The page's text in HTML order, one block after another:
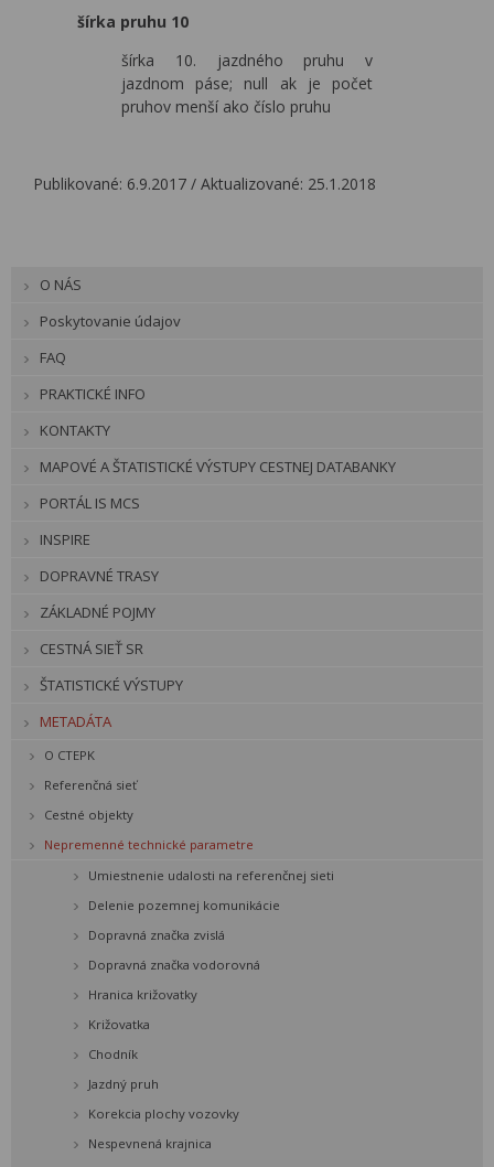
šírka pruhu 10
šírka 10. jazdného pruhu v
jazdnom páse; null ak je počet
pruhov menší ako číslo pruhu
Publikované: 6.9.2017 / Aktualizované: 25.1.2018
O NÁS
Poskytovanie údajov
FAQ
PRAKTICKÉ INFO
KONTAKTY
MAPOVÉ A ŠTATISTICKÉ VÝSTUPY CESTNEJ DATABANKY
PORTÁL IS MCS
INSPIRE
DOPRAVNÉ TRASY
ZÁKLADNÉ POJMY
CESTNÁ SIEŤ SR
ŠTATISTICKÉ VÝSTUPY
METADÁTA
O CTEPK
Referenčná sieť
Cestné objekty
Nepremenné technické parametre
Umiestnenie udalosti na referenčnej sieti
Delenie pozemnej komunikácie
Dopravná značka zvislá
Dopravná značka vodorovná
Hranica križovatky
Križovatka
Chodník
Jazdný pruh
Korekcia plochy vozovky
Nespevnená krajnica